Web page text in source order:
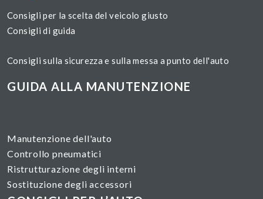
Consigli per la scelta del veicolo giusto
Consigli di guida
Consigli sulla sicurezza e sulla messa a punto dell'auto
GUIDA ALLA MANUTENZIONE
Manutenzione dell'auto
Controllo pneumatici
Ristrutturazione degli interni
Sostituzione degli accessori